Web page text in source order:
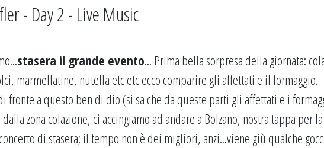
- Day 2 - Live Music
stasera il grande evento... Prima bella sorpresa della giornata:
marmellatine, nutella etc etc ecco comparire gli affettati e il formaggio.
fronte a questo ben di dio (si sa che da queste parti gli affettati e i
zona colazione, ci accingiamo ad andare a Bolzano, nostra tappa per la
di stasera; il tempo non è dei migliori, anzi...viene giù qualche